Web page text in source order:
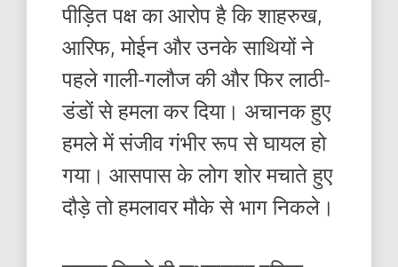
पीड़ित पक्ष का आरोप है कि शाहरुख,
आरिफ, मोईन और उनके साथियों ने
पहले गाली-गलौज की और फिर लाठी-
डंडों से हमला कर दिया। अचानक हुए
हमले में संजीव गंभीर रूप से घायल हो
गया। आसपास के लोग शोर मचाते हुए
दौड़े तो हमलावर मौके से भाग निकले।